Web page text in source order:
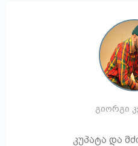
გიორგი
კუპატა და